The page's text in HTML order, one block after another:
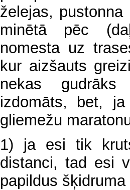
želejas,
minētā pēc
nomesta uz
kur aizšauts
nekas
izdomāts, bet,
gliemežu
1) ja esi tik
distanci, tad esi
papildus